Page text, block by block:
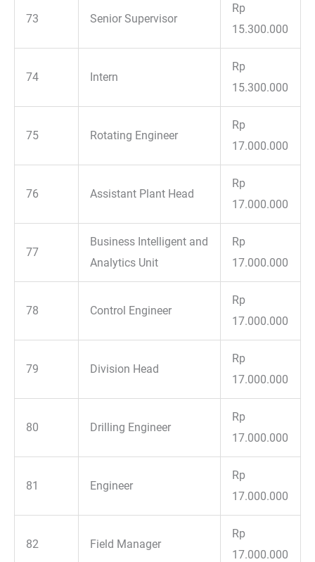
73 Senior Supervisor
Rp
15.300.000
74 Intern
Rp
15.300.000
75 Rotating Engineer
Rp
17.000.000
76 Assistant Plant Head
Rp
17.000.000
77
Business Intelligent and
Analytics Unit
Rp
17.000.000
78 Control Engineer
Rp
17.000.000
79 Division Head
Rp
17.000.000
80 Drilling Engineer
Rp
17.000.000
81 Engineer
Rp
17.000.000
82 Field Manager
Rp
17.000.000